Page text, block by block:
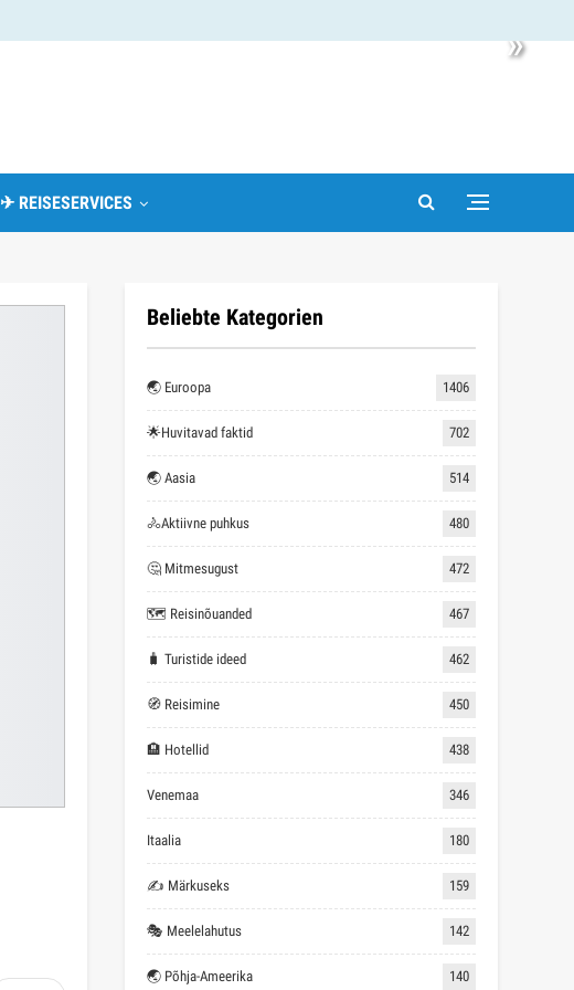
»
✈ REISESERVICES
Beliebte Kategorien
🌏 Euroopa 1406
🌟Huvitavad faktid 702
🌏 Aasia 514
🚴Aktiivne puhkus 480
🤔 Mitmesugust 472
🗺 Reisinõuanded 467
🧳 Turistide ideed 462
🧭 Reisimine 450
🏨 Hotellid 438
Venemaa 346
Itaalia 180
✍ Märkuseks 159
🎭 Meelelahutus 142
🌏 Põhja-Ameerika 140